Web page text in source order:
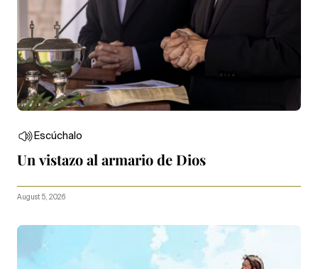
Escúchalo
Un vistazo al armario de Dios
August 5, 2026